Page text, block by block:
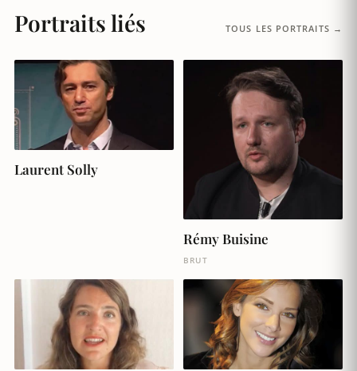
Portraits liés TOUS LES PORTRAITS →
Laurent Solly
Rémy Buisine
BRUT